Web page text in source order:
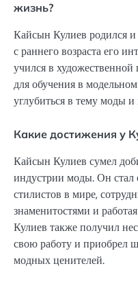
жизнь?
Кайсын Кулиев родился
с раннего возраста его
учился в
для обучения в
углубиться в тему моды и
Какие достижения у
Кайсын Кулиев сумел
индустрии моды. Он стал
стилистов в мире,
знаменитостями и
Кулиев также получил
свою работу и приобрел
модных ценителей.